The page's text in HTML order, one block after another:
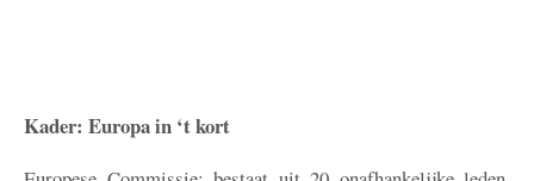
Kader: Europa in ‘t kort